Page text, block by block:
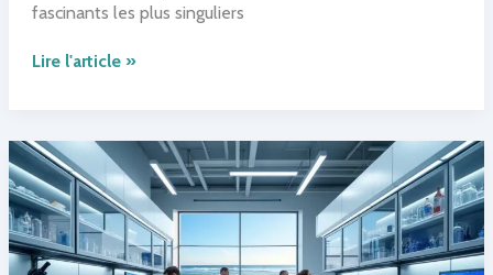
fascinants les plus singuliers
Chenille
de
mort
:
découvrez
cet
insecte
Lire l'article »